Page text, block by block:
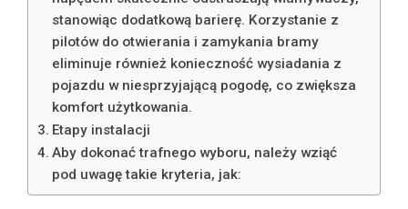
stanowiąc dodatkową barierę. Korzystanie z
pilotów do otwierania i zamykania bramy
eliminuje również konieczność wysiadania z
pojazdu w niesprzyjającą pogodę, co zwiększa
komfort użytkowania.
Etapy instalacji
Aby dokonać trafnego wyboru, należy wziąć
pod uwagę takie kryteria, jak: